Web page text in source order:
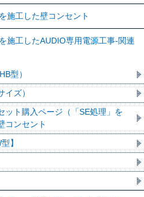
施工した壁コンセント
施工したAUDIO専用電源工事-関連
型）
ズ）
ット購入ページ（「SE処理」を
コンセント
】